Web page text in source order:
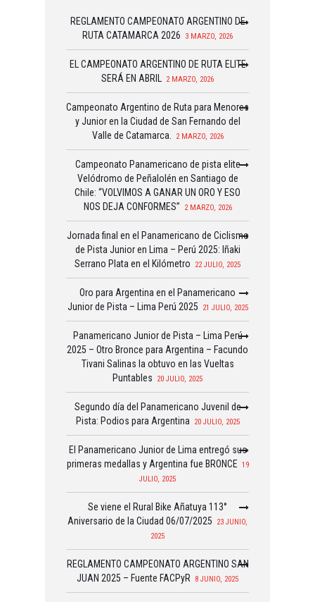
REGLAMENTO CAMPEONATO ARGENTINO DE
RUTA CATAMARCA 2026
3 MARZO, 2026
EL CAMPEONATO ARGENTINO DE RUTA ELITE
SERÁ EN ABRIL
2 MARZO, 2026
Campeonato Argentino de Ruta para Menores
y Junior en la Ciudad de San Fernando del
Valle de Catamarca.
2 MARZO, 2026
Campeonato Panamericano de pista elite
Velódromo de Peñalolén en Santiago de
Chile: “VOLVIMOS A GANAR UN ORO Y ESO
NOS DEJA CONFORMES”
2 MARZO, 2026
Jornada final en el Panamericano de Ciclismo
de Pista Junior en Lima – Perú 2025: Iñaki
Serrano Plata en el Kilómetro
22 JULIO, 2025
Oro para Argentina en el Panamericano
Junior de Pista – Lima Perú 2025
21 JULIO, 2025
Panamericano Junior de Pista – Lima Perú
2025 – Otro Bronce para Argentina – Facundo
Tivani Salinas la obtuvo en las Vueltas
Puntables
20 JULIO, 2025
Segundo día del Panamericano Juvenil de
Pista: Podios para Argentina
20 JULIO, 2025
El Panamericano Junior de Lima entregó sus
primeras medallas y Argentina fue BRONCE 19
JULIO, 2025
Se viene el Rural Bike Añatuya 113°
Aniversario de la Ciudad 06/07/2025
23 JUNIO,
2025
REGLAMENTO CAMPEONATO ARGENTINO SAN
JUAN 2025 – Fuente FACPyR
8 JUNIO, 2025